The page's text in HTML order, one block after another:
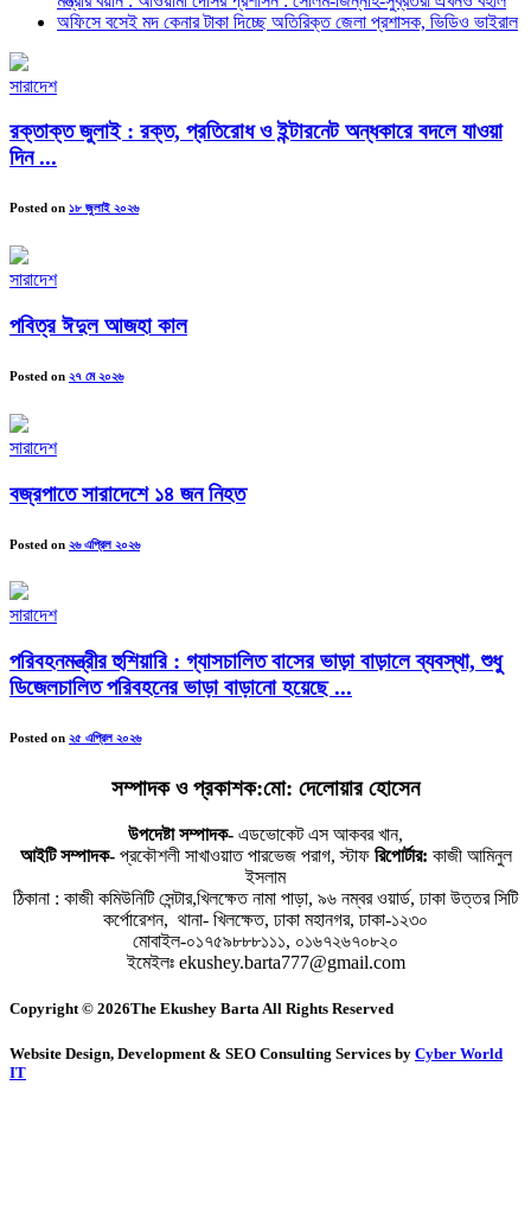
অফিসে বসেই মদ কেনার টাকা দিচ্ছে অতিরিক্ত জেলা প্রশাসক, ভিডিও ভাইরাল
সারাদেশ
রক্তাক্ত জুলাই : রক্ত, প্রতিরোধ ও ইন্টারনেট অন্ধকারে বদলে যাওয়া
দিন ...
Posted on ১৮ জুলাই ২০২৬
সারাদেশ
পবিত্র ঈদুল আজহা কাল
Posted on ২৭ মে ২০২৬
সারাদেশ
বজ্রপাতে সারাদেশে ১৪ জন নিহত
Posted on ২৬ এপ্রিল ২০২৬
সারাদেশ
পরিবহনমন্ত্রীর হুশিয়ারি : গ্যাসচালিত বাসের ভাড়া বাড়ালে ব্যবস্থা, শুধু
ডিজেলচালিত পরিবহনের ভাড়া বাড়ানো হয়েছে ...
Posted on ২৫ এপ্রিল ২০২৬
সম্পাদক ও প্রকাশক:মো: দেলোয়ার হোসেন
উপদেষ্টা সম্পাদক- এডভোকেট এস আকবর খান,
আইটি সম্পাদক-প্রকৌশলী সাখাওয়াত পারভেজ পরাগ, স্টাফ রিপোর্টার: কাজী আমিনুল
ইসলাম
ঠিকানা : কাজী কমিউনিটি সেন্টার,খিলক্ষেত নামা পাড়া, ৯৬ নম্বর ওয়ার্ড, ঢাকা উত্তর সিটি
কর্পোরেশন, থানা- খিলক্ষেত, ঢাকা মহানগর, ঢাকা-১২৩০
মোবাইল-০১৭৫৯৮৮৮১১১, ০১৬৭২৬৭০৮২০
ইমেইলঃ ekushey.barta777@gmail.com
Copyright © 2026The Ekushey Barta All Rights Reserved
Website Design, Development & SEO Consulting Services by Cyber World
IT